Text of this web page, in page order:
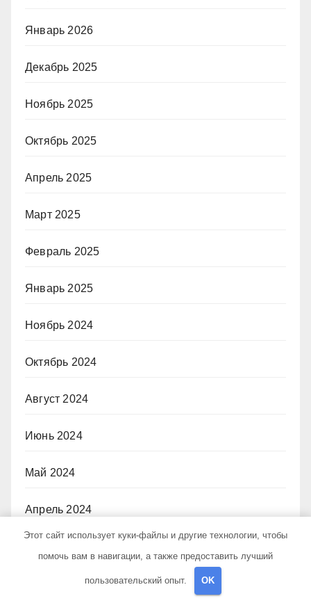
Январь 2026
Декабрь 2025
Ноябрь 2025
Октябрь 2025
Апрель 2025
Март 2025
Февраль 2025
Январь 2025
Ноябрь 2024
Октябрь 2024
Август 2024
Июнь 2024
Май 2024
Апрель 2024
Февраль 2024
Этот сайт использует куки-файлы и другие технологии, чтобы
помочь вам в навигации, а также предоставить лучший
пользовательский опыт. OK